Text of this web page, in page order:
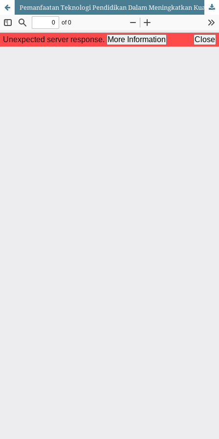
Pemanfaatan Teknologi Pendidikan Dalam Meningkatkan Kualitas Pembelajaran Di Era Digital